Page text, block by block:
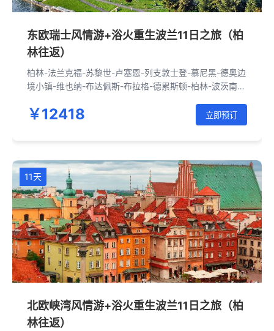
东欧瑞士风情游+浴火重生波兰11日之旅（柏
林往返）
柏林-法兰克福-苏黎世-卢塞恩-列支敦士登-慕尼黑-德奥边
境小镇-维也纳-布达佩斯-布拉格-德累斯顿-柏林-波茨南-
￥12418 立即预订
11天
北欧峡湾风情游+浴火重生波兰11日之旅（柏
林往返）